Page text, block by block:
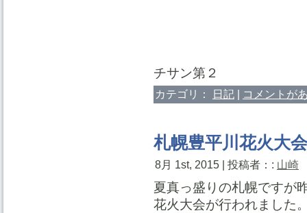
チサン第２
カテゴリ： 日記 | コメントが
札幌豊平川花火大会
8月 1st, 2015 | 投稿者：: 山崎
夏真っ盛りの札幌ですが
花火大会が行われました